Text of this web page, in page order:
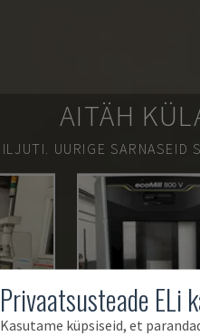
AITÄH
UURIGE SARNASEID
Privaatsusteade ELi
Kasutame küpsiseid, et